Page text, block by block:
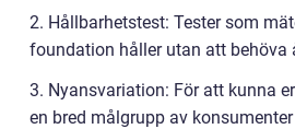
2. Hållbarhetstest: Tester som
foundation håller utan att behöva
3. Nyansvariation: För att kunna
en bred målgrupp av